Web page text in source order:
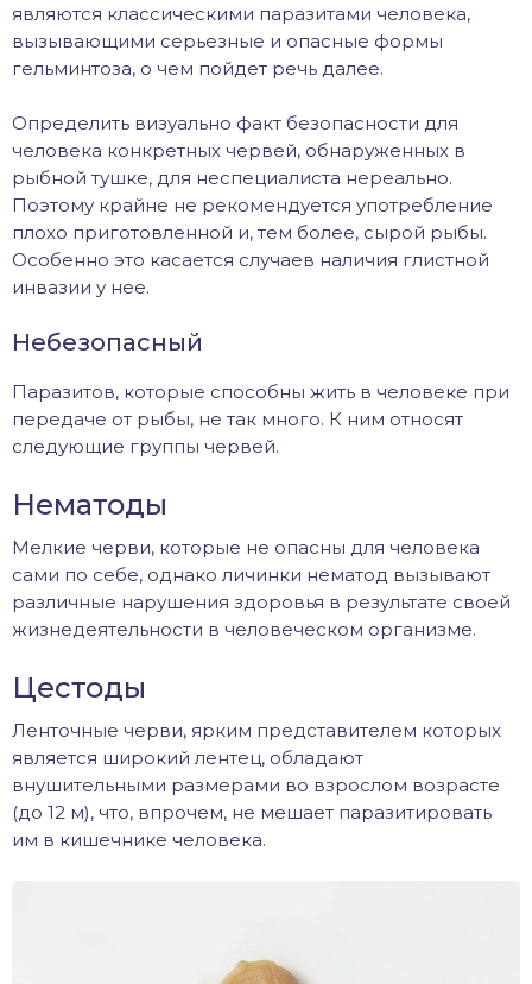
являются классическими паразитами человека,
вызывающими серьезные и опасные формы
гельминтоза, о чем пойдет речь далее.
Определить визуально факт безопасности для
человека конкретных червей, обнаруженных в
рыбной тушке, для неспециалиста нереально.
Поэтому крайне не рекомендуется употребление
плохо приготовленной и, тем более, сырой рыбы.
Особенно это касается случаев наличия глистной
инвазии у нее.
Небезопасный
Паразитов, которые способны жить в человеке при
передаче от рыбы, не так много. К ним относят
следующие группы червей.
Нематоды
Мелкие черви, которые не опасны для человека
сами по себе, однако личинки нематод вызывают
различные нарушения здоровья в результате своей
жизнедеятельности в человеческом организме.
Цестоды
Ленточные черви, ярким представителем которых
является широкий лентец, обладают
внушительными размерами во взрослом возрасте
(до 12 м), что, впрочем, не мешает паразитировать
им в кишечнике человека.